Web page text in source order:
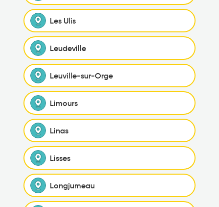
Les Ulis
Leudeville
Leuville-sur-Orge
Limours
Linas
Lisses
Longjumeau